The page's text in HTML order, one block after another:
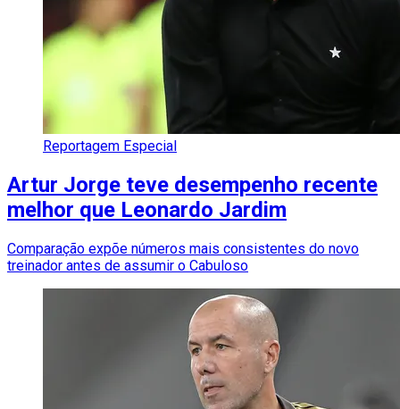
Reportagem Especial
Artur Jorge teve desempenho recente
melhor que Leonardo Jardim
Comparação expõe números mais consistentes do novo
treinador antes de assumir o Cabuloso